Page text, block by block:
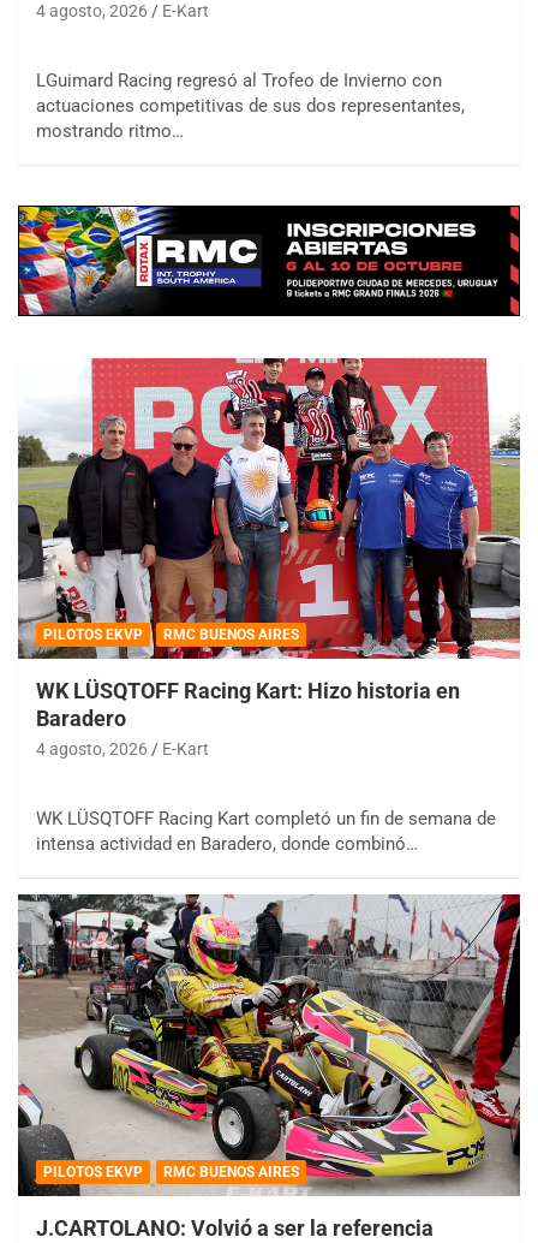
4 agosto, 2026 E-Kart
LGuimard Racing regresó al Trofeo de Invierno con
actuaciones competitivas de sus dos representantes,
mostrando ritmo…
PILOTOS EKVP RMC BUENOS AIRES
WK LÜSQTOFF Racing Kart: Hizo historia en
Baradero
4 agosto, 2026 E-Kart
WK LÜSQTOFF Racing Kart completó un fin de semana de
intensa actividad en Baradero, donde combinó…
PILOTOS EKVP RMC BUENOS AIRES
J.CARTOLANO: Volvió a ser la referencia